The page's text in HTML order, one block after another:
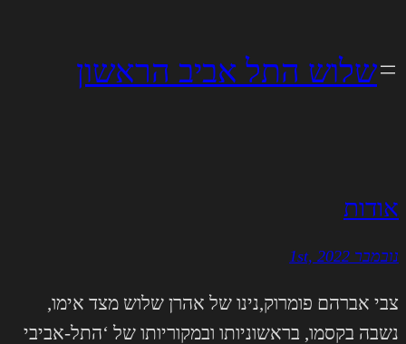
שלוש התל אביב הראשון
אודות
נובמבר 1st, 2022
צבי אברהם פומרוק,נינו של אהרן שלוש מצד אימו,
נשבה בקסמו, בראשוניותו ובמקוריותו של ‘התל-אביבי